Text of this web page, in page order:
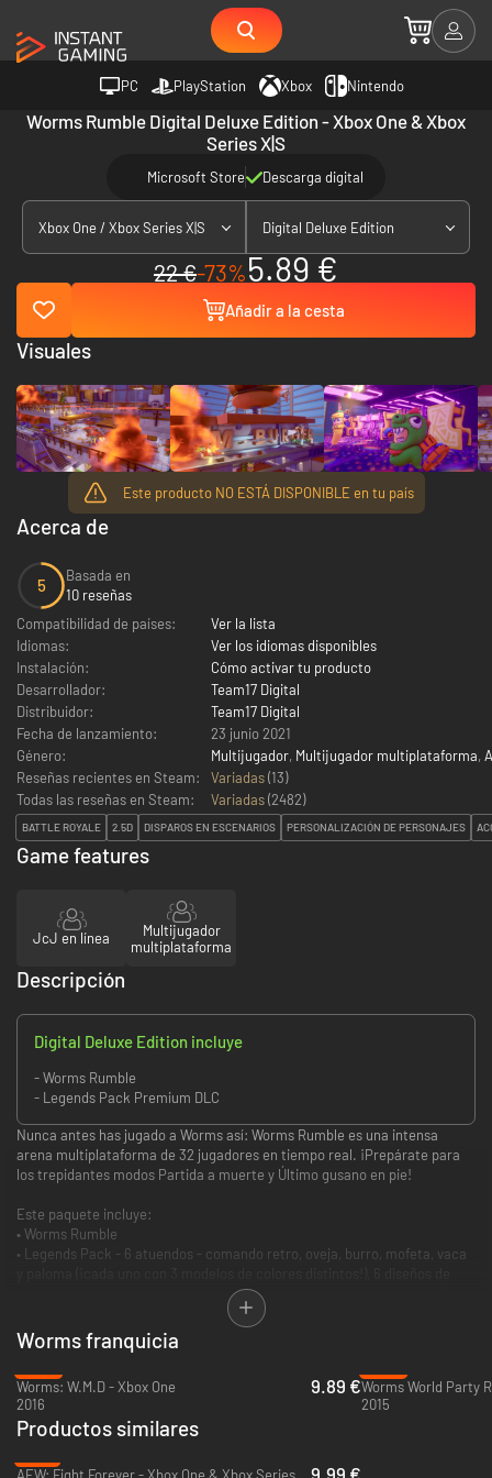
PC PlayStation Xbox Nintendo
Worms Rumble Digital Deluxe Edition - Xbox One & Xbox
Series X|S
Microsoft Store Descarga digital
Xbox One / Xbox Series X|S Digital Deluxe Edition
22 €-73%5.89 €
Añadir a la cesta
Este producto NO ESTÁ DISPONIBLE en tu país
Acerca de
5
Basada en
10 reseñas
Compatibilidad de países:
Ver la lista
Idiomas:
Ver los idiomas disponibles
Instalación:
Cómo activar tu producto
Desarrollador:
Team17 Digital
Distribuidor:
Team17 Digital
Fecha de lanzamiento:
23 junio 2021
Género:
Multijugador, Multijugador multiplataforma,
Reseñas recientes en Steam:
Variadas(13)
Todas las reseñas en Steam:
Variadas(2482)
BATTLE ROYALE 2.5D DISPAROS EN ESCENARIOS PERSONALIZACIÓN DE PERSONAJES
Visuales
Game features
JcJ en línea
Multijugador
multiplataforma
Descripción
Digital Deluxe Edition incluye
- Worms Rumble
- Legends Pack Premium DLC
Nunca antes has jugado a Worms así: Worms Rumble es una intensa
arena multiplataforma de 32 jugadores en tiempo real. ¡Prepárate para
los trepidantes modos Partida a muerte y Último gusano en pie!
Este paquete incluye:
• Worms Rumble
• Legends Pack - 6 atuendos - comando retro, oveja, burro, mofeta, vaca
armas - retro, lanudo, de cemento, de veneno, bovino y emplumado, 6
Usa una gran variedad de armas icónicas como la bazuca, la escopeta y el
lanzaovejas, así como otras novedades del arsenal para acabar con tus
invertebrados enemigos y subir en la clasificación. Personaliza tu gusano,
participa en desafíos y eventos por temporada, y prueba nuevas formas
de jugar en el Laboratorio. Esto es Worms, reinventado.
¡El primer Worms en tiempo real!
Worms franquicia
Worms: W.M.D - Xbox One
2016
9.89 €Worms World Party
2015
Productos similares
AEW: Fight Forever - Xbox One & Xbox Series X|S9.99 €